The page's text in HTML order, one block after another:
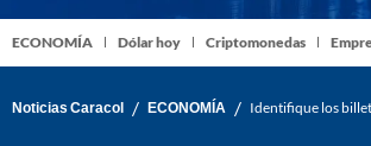
ECONOMÍA Dólar hoy Criptomonedas
Noticias Caracol / ECONOMÍA / Identifique los